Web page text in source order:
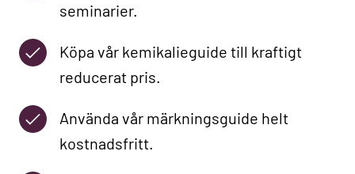
seminarier.
Köpa vår kemikalieguide till kraftigt
reducerat pris.
Använda vår märkningsguide helt
kostnadsfritt.